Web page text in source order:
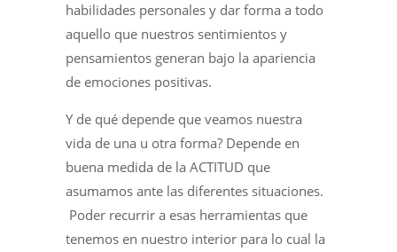
habilidades personales y dar forma a todo
aquello que nuestros sentimientos y
pensamientos generan bajo la apariencia
de emociones positivas.
Y de qué depende que veamos nuestra
vida de una u otra forma? Depende en
buena medida de la ACTITUD que
asumamos ante las diferentes situaciones.
Poder recurrir a esas herramientas que
tenemos en nuestro interior para lo cual la